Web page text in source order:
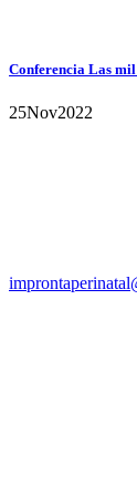
Conferencia Las mil
25Nov2022